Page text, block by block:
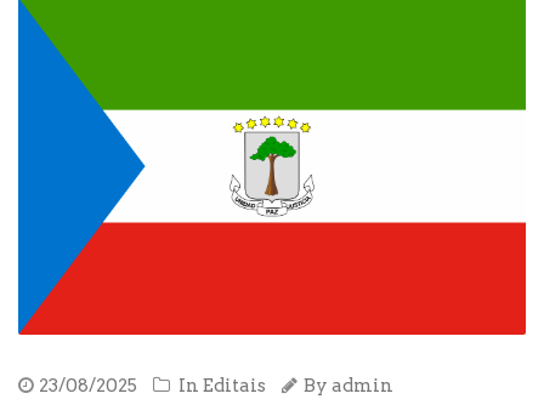
23/08/2025 In Editais By admin